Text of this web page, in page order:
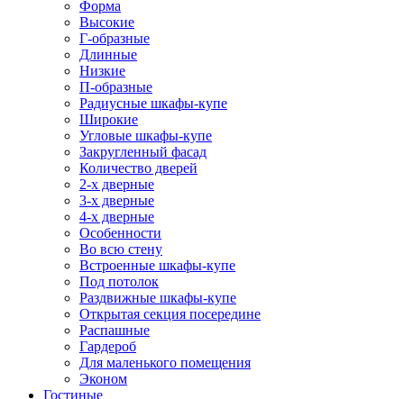
Форма
Высокие
Г-образные
Длинные
Низкие
П-образные
Радиусные шкафы-купе
Широкие
Угловые шкафы-купе
Закругленный фасад
Количество дверей
2-х дверные
3-х дверные
4-х дверные
Особенности
Во всю стену
Встроенные шкафы-купе
Под потолок
Раздвижные шкафы-купе
Открытая секция посередине
Распашные
Гардероб
Для маленького помещения
Эконом
Гостиные